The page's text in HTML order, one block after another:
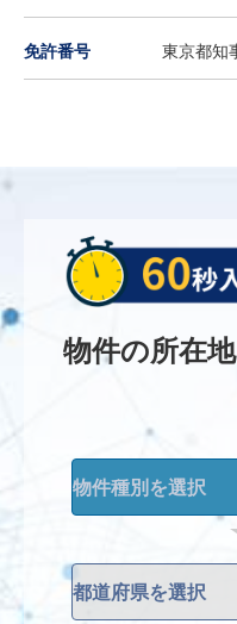
免許番号 東京都知
物件の所在